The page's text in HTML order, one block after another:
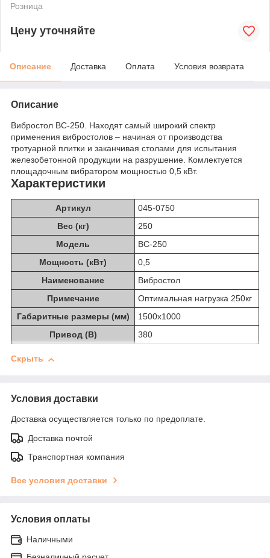
Розница
Цену уточняйте
Описание Доставка Оплата Условия возврата
Описание
Вибростол ВС-250. Находят самый широкий спектр
применения вибростолов – начиная от производства
тротуарной плитки и заканчивая столами для испытания
железобетонной продукции на разрушение. Комлектуется
площадочным вибратором мощностью 0,5 кВт.
Характеристики
Артикул
045-0750
Вес (кг)
250
Модель
ВС-250
Мощность (кВт)
0,5
Наименование
Вибростол
Примечание
Оптимальная нагрузка 250кг
Габаритные размеры (мм)
1500х1000
Привод (В)
380
Скрыть
Условия доставки
Доставка осуществляется только по предоплате.
Доставка почтой
Транспортная компания
Все условия доставки
Условия оплаты
Наличными